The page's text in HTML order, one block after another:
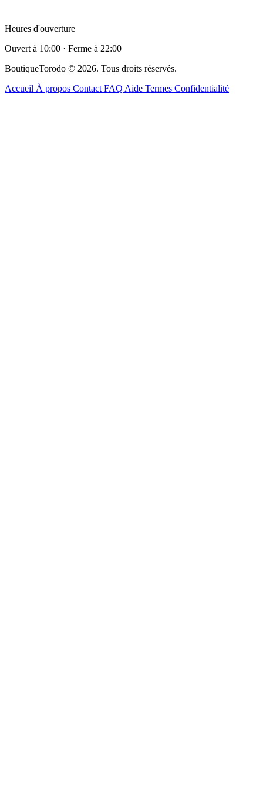
Heures d'ouverture
Ouvert à 10:00 · Ferme à 22:00
BoutiqueTorodo © 2026. Tous droits réservés.
Accueil À propos Contact FAQ Aide Termes Confidentialité